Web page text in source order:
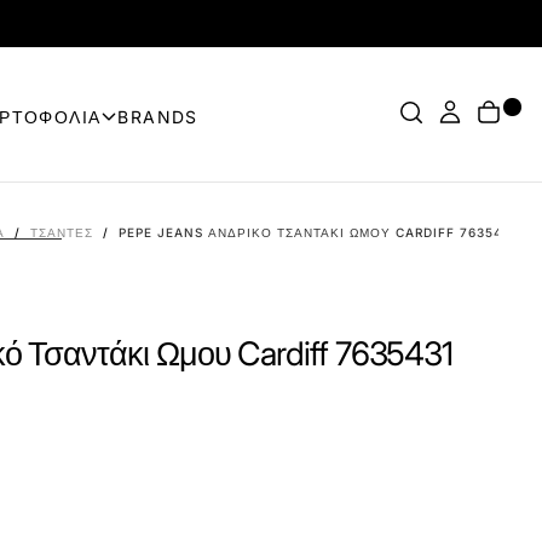
BRANDS
/ ΤΣΆΝΤΕΣ / PEPE JEANS ΑΝΔΡΙΚΌ ΤΣΑΝΤΆΚΙ ΩΜΟΥ CARDIFF 7635431
Τσαντάκι Ωμου Cardiff 7635431